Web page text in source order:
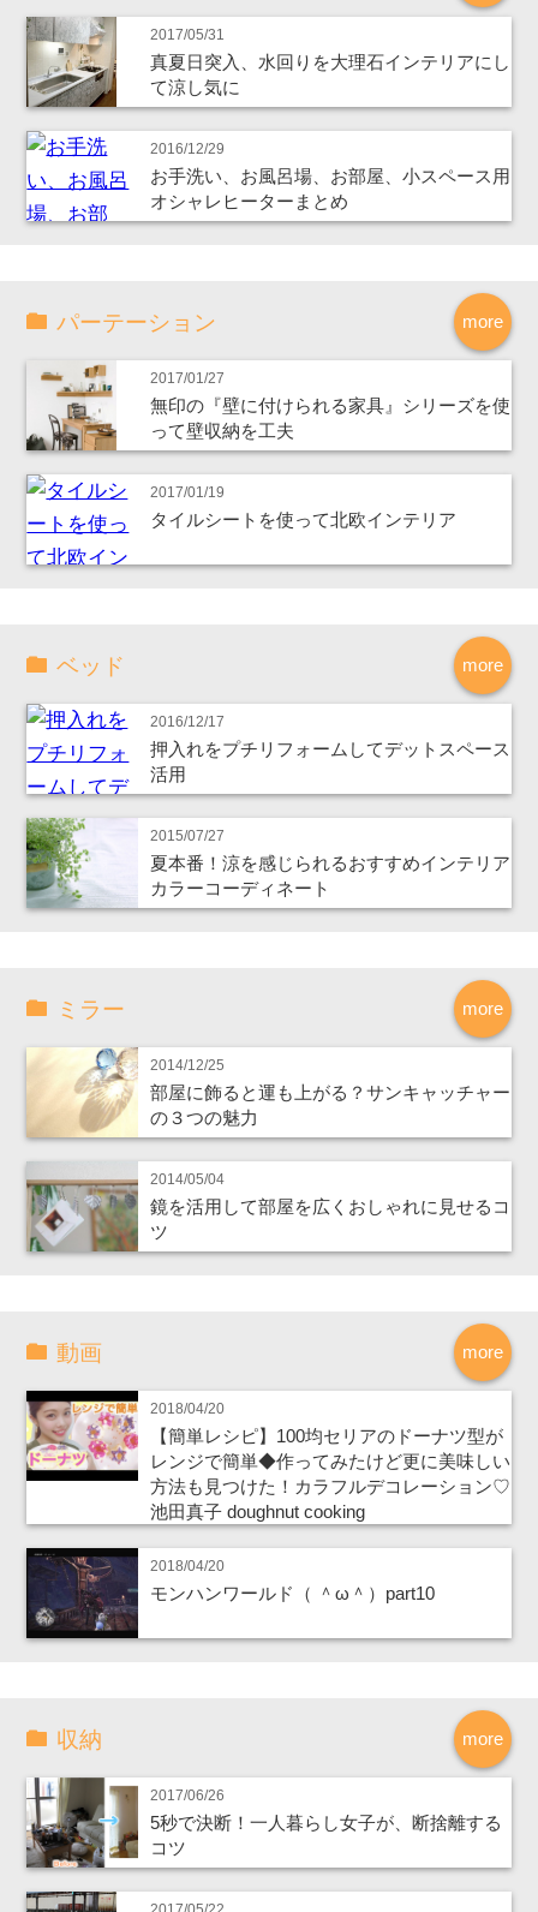
2017/05/31
真夏日突入、水回りを大理石インテリアにし
て涼し気に
2016/12/29
お手洗い、お風呂場、お部屋、小スペース用
オシャレヒーターまとめ
more
パーテーション
2017/01/27
無印の『壁に付けられる家具』シリーズを使
って壁収納を工夫
2017/01/19
タイルシートを使って北欧インテリア
more
ベッド
2016/12/17
押入れをプチリフォームしてデットスペース
活用
2015/07/27
夏本番！涼を感じられるおすすめインテリア
カラーコーディネート
more
ミラー
2014/12/25
部屋に飾ると運も上がる？サンキャッチャー
の３つの魅力
2014/05/04
鏡を活用して部屋を広くおしゃれに見せるコ
ツ
more
動画
2018/04/20
【簡単レシピ】100均セリアのドーナツ型が
レンジで簡単◆作ってみたけど更に美味しい
方法も見つけた！カラフルデコレーション♡
池田真子 doughnut cooking
2018/04/20
モンハンワールド（ ＾ω＾）part10
more
収納
2017/06/26
5秒で決断！一人暮らし女子が、断捨離する
コツ